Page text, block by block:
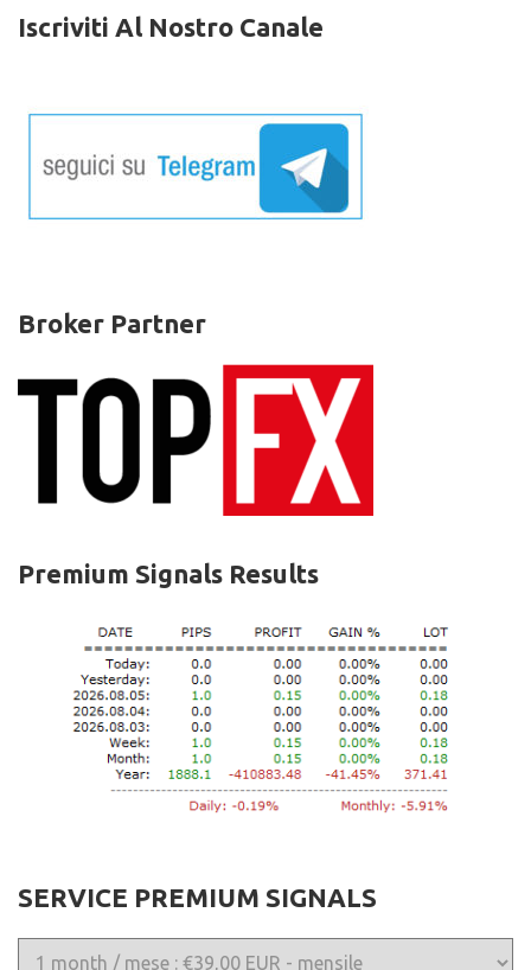
Iscriviti Al Nostro Canale
Broker Partner
Premium Signals Results
SERVICE PREMIUM SIGNALS